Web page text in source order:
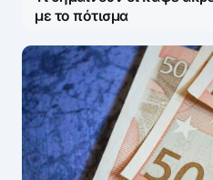
με το πότισμα